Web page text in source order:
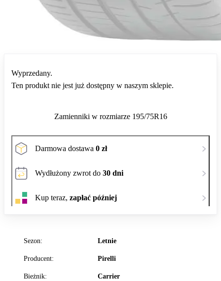
Sezon: Letnie
Producent: Pirelli
Bieżnik: Carrier
Wyprzedany.
Ten produkt nie jest już dostępny w naszym sklepie.
Zamienniki w rozmiarze 195/75R16
Darmowa dostawa 0 zł
Wydłużony zwrot do 30 dni
Kup teraz, zapłać później